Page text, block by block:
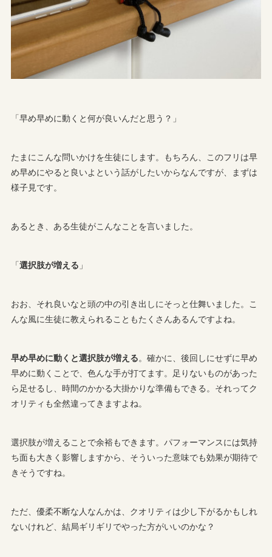
「早め早めに動くと何が良いんだと思う？」
たまにこんな問いかけを生徒にします。もちろん、このフリは早
め早めにやると良いよという話がしたいからなんですが、まずは
様子見です。
あるとき、ある生徒がこんなことを言いました。
「選択肢が増える 」
おお、それ良いなと頭の中の引き出しにそっと仕舞いました。こ
んな風に生徒に教えられることもたくさんあるんですよね。
早め早めに動くと選択肢が増える。確かに、後回しにせずに早め
早めに動くことで、色んな手が打てます。足りないものがあった
ら足せるし、時間のかかる大掛かりな準備もできる。それってク
オリティも全然違ってきますよね。
選択肢が増えることで余裕もできます。パフォーマンスには気持
ち面も大きく影響しますから、そういった意味でも効果が期待で
きそうですね。
ただ、優柔不断な人なんかは、クオリティは少し下がるかもしれ
ないけれど、結局ギリギリでやった方がいいのかな？